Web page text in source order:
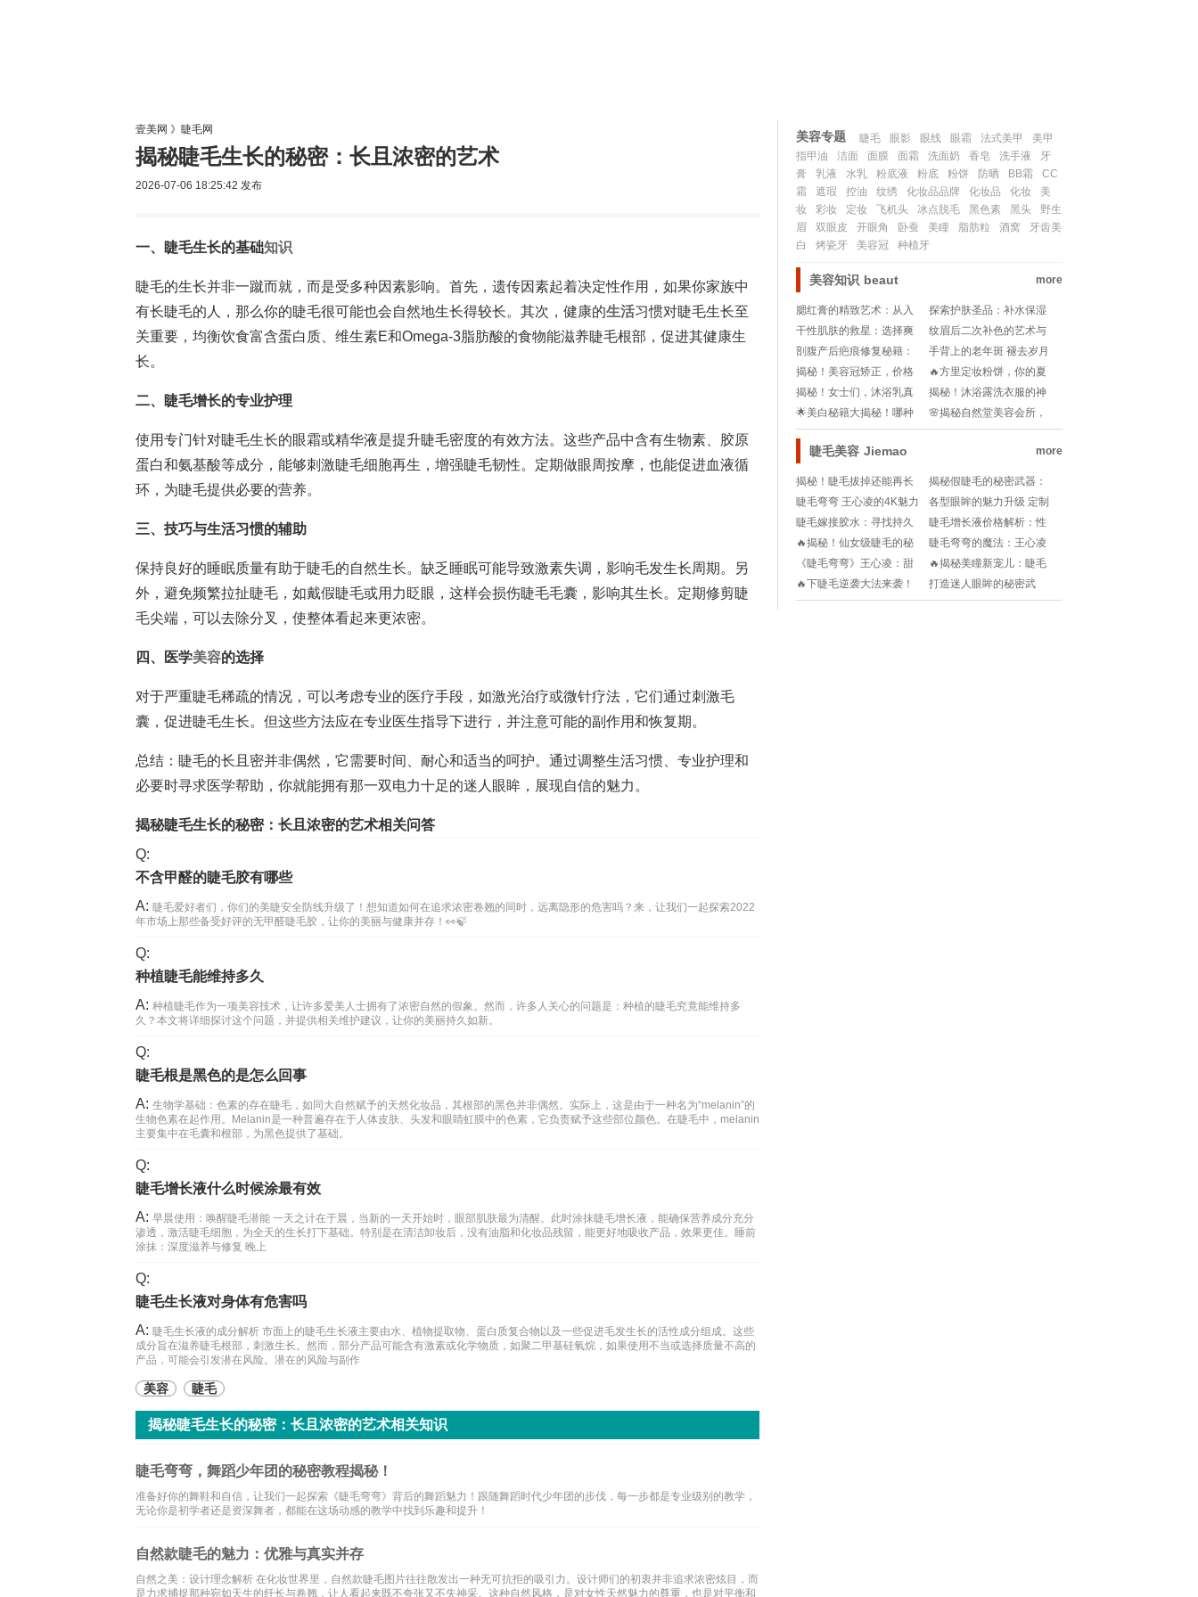
壹美网 》 睫毛网
揭秘睫毛生长的秘密：长且浓密的艺术
2026-07-06 18:25:42 发布
一、睫毛生长的基础知识
睫毛的生长并非一蹴而就，而是受多种因素影响。首先，遗传因素起着决定性作用，如果你家族中
有长睫毛的人，那么你的睫毛很可能也会自然地生长得较长。其次，健康的生活习惯对睫毛生长至
关重要，均衡饮食富含蛋白质、维生素E和Omega-3脂肪酸的食物能滋养睫毛根部，促进其健康生
长。
二、睫毛增长的专业护理
使用专门针对睫毛生长的眼霜或精华液是提升睫毛密度的有效方法。这些产品中含有生物素、胶原
蛋白和氨基酸等成分，能够刺激睫毛细胞再生，增强睫毛韧性。定期做眼周按摩，也能促进血液循
环，为睫毛提供必要的营养。
三、技巧与生活习惯的辅助
保持良好的睡眠质量有助于睫毛的自然生长。缺乏睡眠可能导致激素失调，影响毛发生长周期。另
外，避免频繁拉扯睫毛，如戴假睫毛或用力眨眼，这样会损伤睫毛毛囊，影响其生长。定期修剪睫
毛尖端，可以去除分叉，使整体看起来更浓密。
四、医学美容的选择
对于严重睫毛稀疏的情况，可以考虑专业的医疗手段，如激光治疗或微针疗法，它们通过刺激毛
囊，促进睫毛生长。但这些方法应在专业医生指导下进行，并注意可能的副作用和恢复期。
总结：睫毛的长且密并非偶然，它需要时间、耐心和适当的呵护。通过调整生活习惯、专业护理和
必要时寻求医学帮助，你就能拥有那一双电力十足的迷人眼眸，展现自信的魅力。
揭秘睫毛生长的秘密：长且浓密的艺术相关问答
Q:
不含甲醛的睫毛胶有哪些
A: 睫毛爱好者们，你们的美睫安全防线升级了！想知道如何在追求浓密卷翘的同时，远离隐形的危害吗？来，让我们一起探索2022
年市场上那些备受好评的无甲醛睫毛胶，让你的美丽与健康并存！👀🍃
Q:
种植睫毛能维持多久
A: 种植睫毛作为一项美容技术，让许多爱美人士拥有了浓密自然的假象。然而，许多人关心的问题是：种植的睫毛究竟能维持多
久？本文将详细探讨这个问题，并提供相关维护建议，让你的美丽持久如新。
Q:
睫毛根是黑色的是怎么回事
A: 生物学基础：色素的存在睫毛，如同大自然赋予的天然化妆品，其根部的黑色并非偶然。实际上，这是由于一种名为“melanin”的
生物色素在起作用。Melanin是一种普遍存在于人体皮肤、头发和眼睛虹膜中的色素，它负责赋予这些部位颜色。在睫毛中，melanin
主要集中在毛囊和根部，为黑色提供了基础。
Q:
睫毛增长液什么时候涂最有效
A: 早晨使用：唤醒睫毛潜能 一天之计在于晨，当新的一天开始时，眼部肌肤最为清醒。此时涂抹睫毛增长液，能确保营养成分充分
渗透，激活睫毛细胞，为全天的生长打下基础。特别是在清洁卸妆后，没有油脂和化妆品残留，能更好地吸收产品，效果更佳。睡前
涂抹：深度滋养与修复 晚上
Q:
睫毛生长液对身体有危害吗
A: 睫毛生长液的成分解析 市面上的睫毛生长液主要由水、植物提取物、蛋白质复合物以及一些促进毛发生长的活性成分组成。这些
成分旨在滋养睫毛根部，刺激生长。然而，部分产品可能含有激素或化学物质，如聚二甲基硅氧烷，如果使用不当或选择质量不高的
产品，可能会引发潜在风险。潜在的风险与副作
美容 睫毛
揭秘睫毛生长的秘密：长且浓密的艺术相关知识
睫毛弯弯，舞蹈少年团的秘密教程揭秘！
准备好你的舞鞋和自信，让我们一起探索《睫毛弯弯》背后的舞蹈魅力！跟随舞蹈时代少年团的步伐，每一步都是专业级别的教学，
无论你是初学者还是资深舞者，都能在这场动感的教学中找到乐趣和提升！
自然款睫毛的魅力：优雅与真实并存
自然之美：设计理念解析 在化妆世界里，自然款睫毛图片往往散发出一种无可抗拒的吸引力。设计师们的初衷并非追求浓密炫目，而
是力求捕捉那种宛如天生的纤长与卷翘，让人看起来既不夸张又不失神采。这种自然风格，是对女性天然魅力的尊重，也是对平衡和
美容专题 睫毛 眼影 眼线 眼霜 法式美甲
美甲
指甲油
洁面 面膜 面霜 洗面奶 香皂 洗手液
牙
膏
乳液 水乳 粉底液 粉底 粉饼 防晒 BB霜
CC
霜
遮瑕 控油 纹绣 化妆品品牌 化妆品 化妆
美
妆
彩妆 定妆 飞机头 冰点脱毛 黑色素 黑头
野生
眉
双眼皮 开眼角 卧蚕 美瞳 脂肪粒 酒窝
牙齿美
白
烤瓷牙 美容冠 种植牙
美容知识 beaut more
腮红膏的精致艺术：从入
门到精通
探索护肤圣品：补水保湿
美白抗衰老品牌推荐
干性肌肤的救星：选择爽
肤水还是柔肤水
纹眉后二次补色的艺术与
时机
剖腹产后疤痕修复秘籍：
何时使用祛疤膏最见效？!
手背上的老年斑 褪去岁月
痕迹的可能与科学探索
揭秘！美容冠矫正，价格
大揭秘🔍💰
🔥方里定妆粉饼，你的夏
日控油救星？测评来袭!
揭秘！女士们，沐浴乳真
的能洗头吗？💦💧
揭秘！沐浴露洗衣服的神
奇功效，你get了吗？!
🌟美白秘籍大揭秘！哪种
护肤品让你肌肤如雪？✨
🌸揭秘自然堂美容会所，
肌肤保养的秘密花园🌺
睫毛美容 Jiemao more
揭秘！睫毛拔掉还能再长
吗？ 你的睫毛护理新知识
揭秘假睫毛的秘密武器：
合线胶的主要成分大公开!
睫毛弯弯 王心凌的4K魅力
重生
各型眼眸的魅力升级 定制
你的睫毛款式
睫毛嫁接胶水：寻找持久
且安全的优质选择
睫毛增长液价格解析：性
价比与选择指南
🔥揭秘！仙女级睫毛的秘
密武器，美图曝光💖
睫毛弯弯的魔法：王心凌
MV重回青春记忆!
《睫毛弯弯》王心凌：甜
蜜旋律唤醒青春记忆!
🔥揭秘美瞳新宠儿：睫毛
弯弯，你get了吗？!
🔥下睫毛逆袭大法来袭！
告别尴尬“倒睫”困扰💖
打造迷人眼眸的秘密武
器：适合长睫毛的睫毛夹